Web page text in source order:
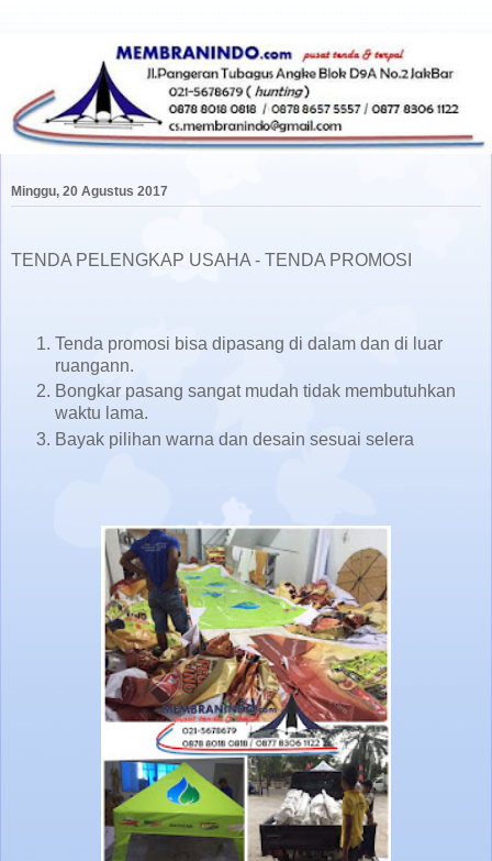
Minggu, 20 Agustus 2017
TENDA PELENGKAP USAHA - TENDA PROMOSI
Tenda promosi bisa dipasang di dalam dan di luar
ruangann.
Bongkar pasang sangat mudah tidak membutuhkan
waktu lama.
Bayak pilihan warna dan desain sesuai selera